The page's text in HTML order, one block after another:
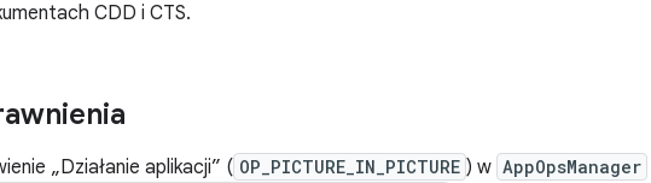
CDD i CTS.
„Działanie aplikacji” ( OP_PICTURE_IN_PICTURE ) w AppOpsManager